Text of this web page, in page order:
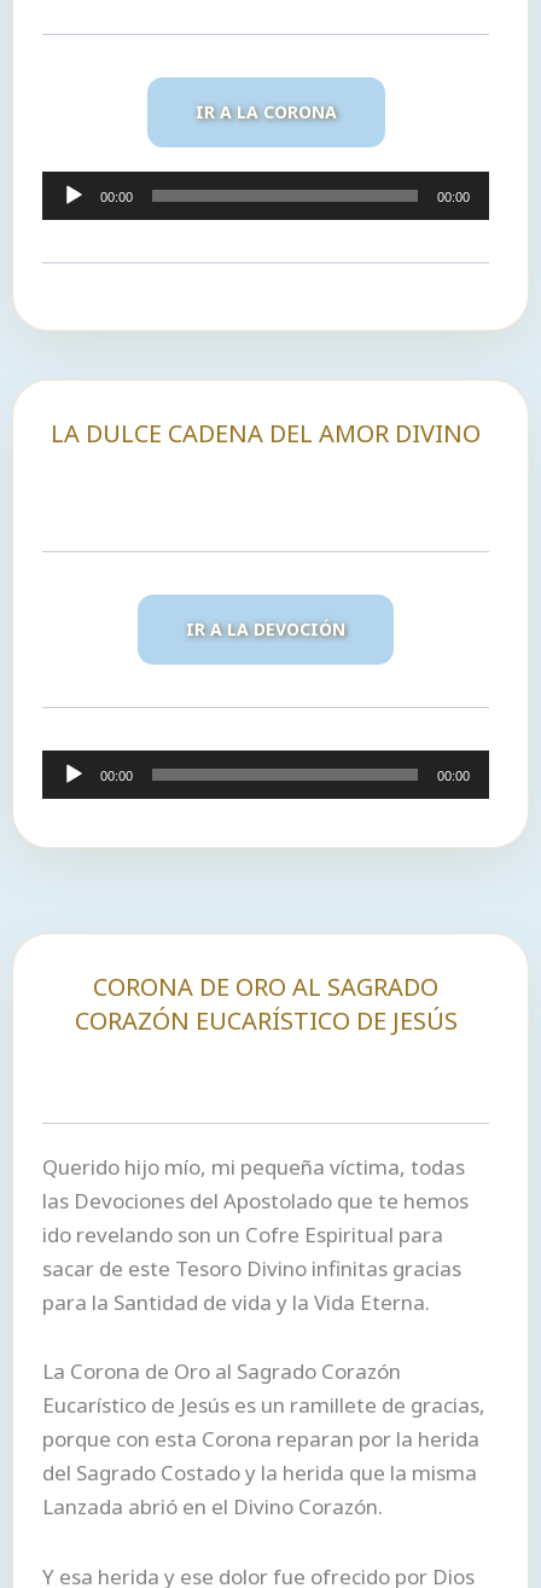
IR A LA CORONA
Reproductor
de
00:00 00:00
LA DULCE CADENA DEL AMOR DIVINO
IR A LA DEVOCIÓN
Reproductor
de
00:00 00:00
CORONA DE ORO AL SAGRADO
CORAZÓN EUCARÍSTICO DE JESÚS
Querido hijo mío, mi pequeña víctima, todas
las Devociones del Apostolado que te hemos
ido revelando son un Cofre Espiritual para
sacar de este Tesoro Divino infinitas gracias
para la Santidad de vida y la Vida Eterna.
La Corona de Oro al Sagrado Corazón
Eucarístico de Jesús es un ramillete de gracias,
porque con esta Corona reparan por la herida
del Sagrado Costado y la herida que la misma
Lanzada abrió en el Divino Corazón.
Y esa herida y ese dolor fue ofrecido por Dios